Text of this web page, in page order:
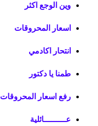
وين الوجع اكثر
اسعار المحروقات
انتحار اكادمي
طمنا يا دكتور
رفع اسعار المحروقات
عـــــــــائلية